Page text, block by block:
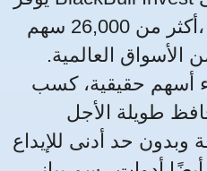
أكثر من 26,000 سهم، ETF، خيارات، سندات،
العالمية.
أسهم حقيقية، كسب
طويلة الأجل
حد أدنى للإيداع